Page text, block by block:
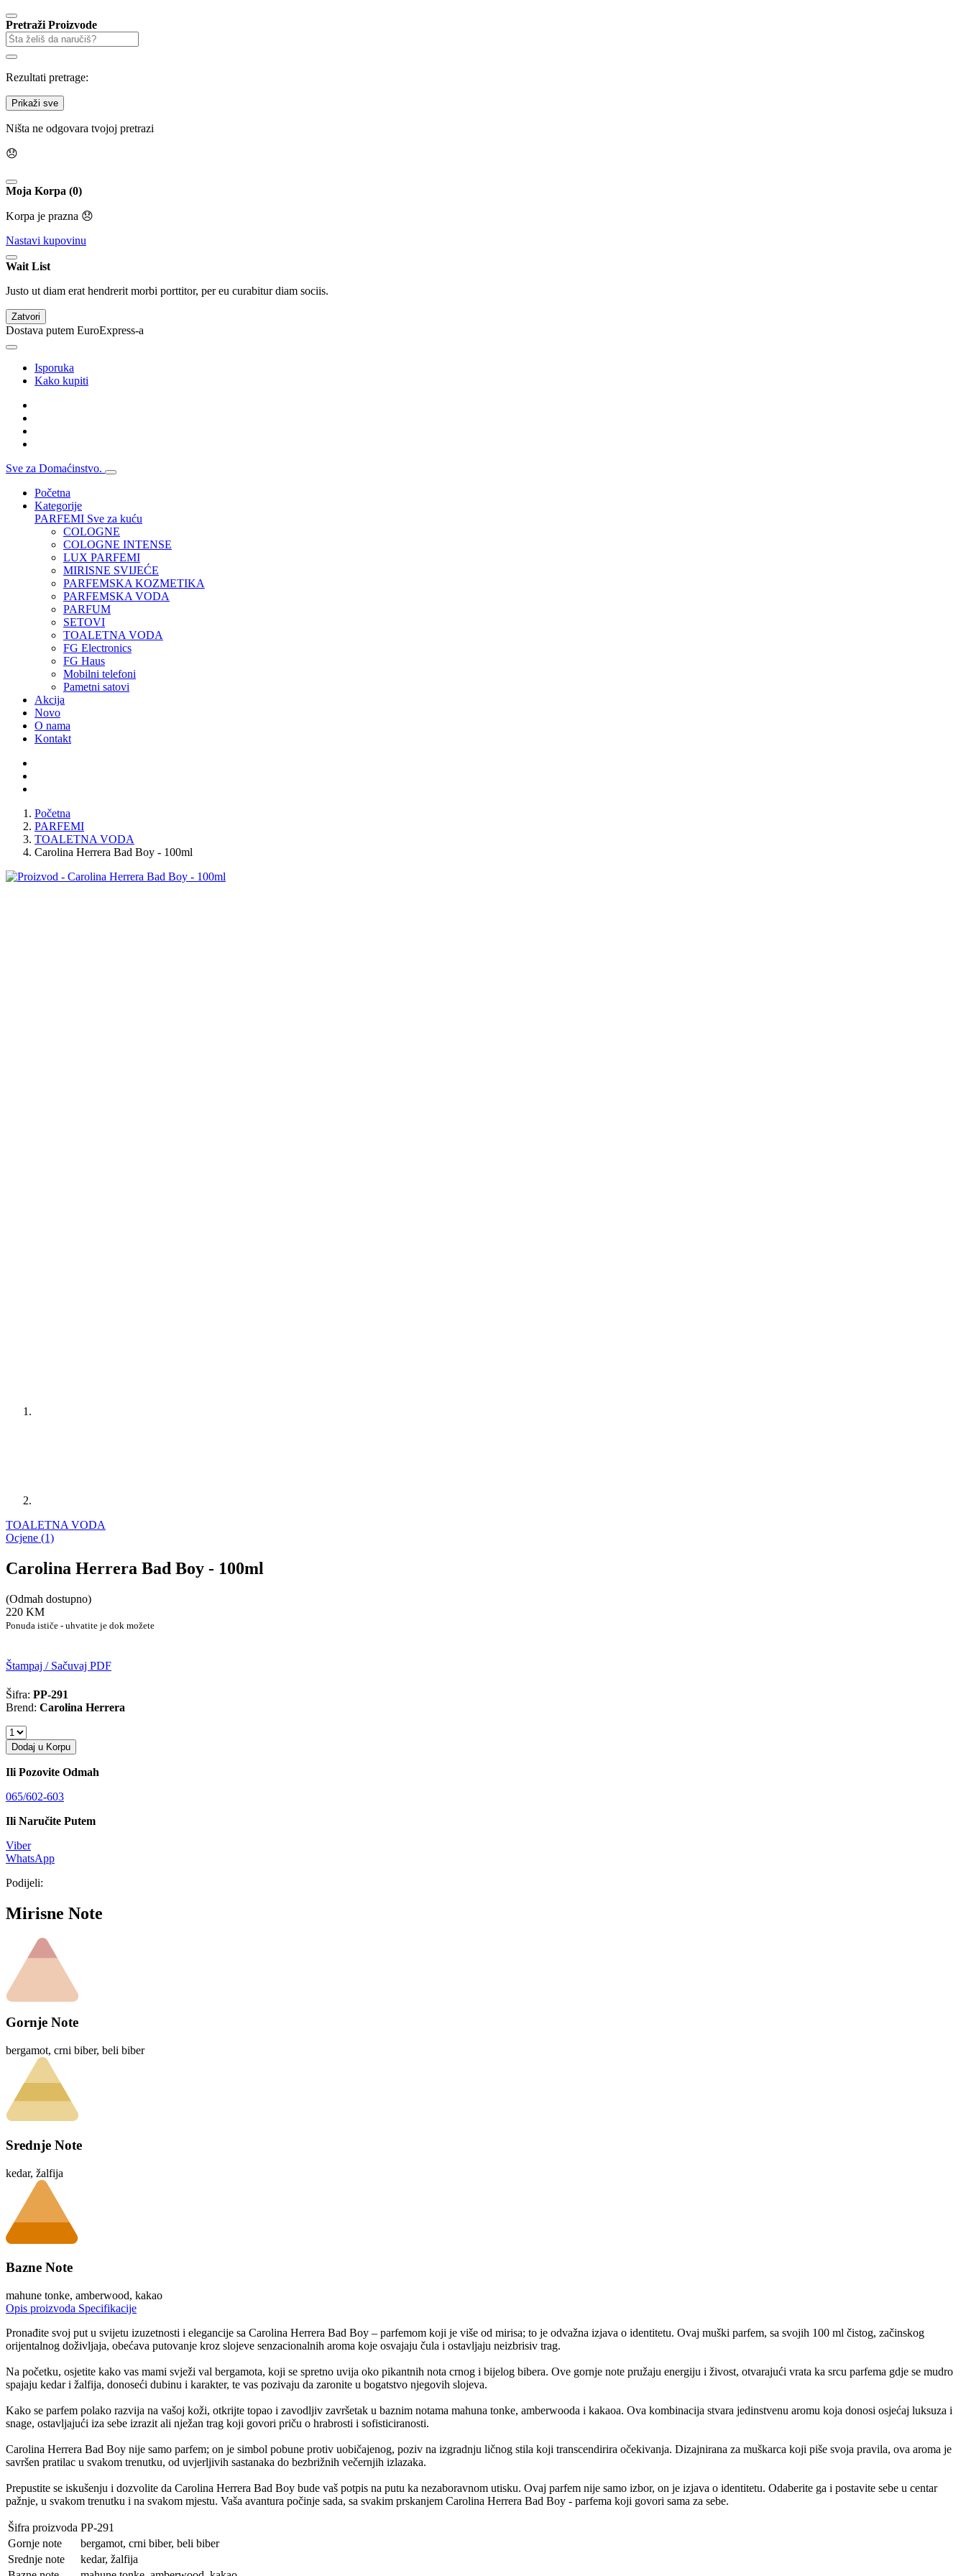
Pretraži Proizvode
Rezultati pretrage:
Prikaži sve
Ništa ne odgovara tvojoj pretrazi
😞
Moja Korpa (0)
Korpa je prazna 😞
Nastavi kupovinu
Wait List
Justo ut diam erat hendrerit morbi porttitor, per eu curabitur diam sociis.
Zatvori
Dostava putem EuroExpress-a
Isporuka
Kako kupiti
Sve za Domaćinstvo.
Početna
Kategorije
PARFEMI Sve za kuću
COLOGNE
COLOGNE INTENSE
LUX PARFEMI
MIRISNE SVIJEĆE
PARFEMSKA KOZMETIKA
PARFEMSKA VODA
PARFUM
SETOVI
TOALETNA VODA
FG Electronics
FG Haus
Mobilni telefoni
Pametni satovi
Akcija
Novo
O nama
Kontakt
Početna
PARFEMI
TOALETNA VODA
Carolina Herrera Bad Boy - 100ml
TOALETNA VODA
Ocjene (1)
Carolina Herrera Bad Boy - 100ml
(Odmah dostupno)
220 KM
Ponuda ističe - uhvatite je dok možete
Štampaj / Sačuvaj PDF
Šifra: PP-291
Brend: Carolina Herrera
Dodaj u Korpu
Ili Pozovite Odmah
065/602-603
Ili Naručite Putem
Viber
WhatsApp
Podijeli:
Mirisne Note
Gornje Note
bergamot, crni biber, beli biber
Srednje Note
kedar, žalfija
Bazne Note
mahune tonke, amberwood, kakao
Opis proizvoda Specifikacije
Pronađite svoj put u svijetu izuzetnosti i elegancije sa Carolina Herrera Bad Boy – parfemom koji je više od mirisa; to je odvažna izjava o identitetu. Ovaj muški parfem, sa svojih 100 ml čistog, začinskog
orijentalnog doživljaja, obećava putovanje kroz slojeve senzacionalnih aroma koje osvajaju čula i ostavljaju neizbrisiv trag.
Na početku, osjetite kako vas mami svježi val bergamota, koji se spretno uvija oko pikantnih nota crnog i bijelog bibera. Ove gornje note pružaju energiju i živost, otvarajući vrata ka srcu parfema gdje se mudro
spajaju kedar i žalfija, donoseći dubinu i karakter, te vas pozivaju da zaronite u bogatstvo njegovih slojeva.
Kako se parfem polako razvija na vašoj koži, otkrijte topao i zavodljiv završetak u baznim notama mahuna tonke, amberwooda i kakaoa. Ova kombinacija stvara jedinstvenu aromu koja donosi osjećaj luksuza i
snage, ostavljajući iza sebe izrazit ali nježan trag koji govori priču o hrabrosti i sofisticiranosti.
Carolina Herrera Bad Boy nije samo parfem; on je simbol pobune protiv uobičajenog, poziv na izgradnju ličnog stila koji transcendirira očekivanja. Dizajnirana za muškarca koji piše svoja pravila, ova aroma je
savršen pratilac u svakom trenutku, od uvjerljivih sastanaka do bezbrižnih večernjih izlazaka.
Prepustite se iskušenju i dozvolite da Carolina Herrera Bad Boy bude vaš potpis na putu ka nezaboravnom utisku. Ovaj parfem nije samo izbor, on je izjava o identitetu. Odaberite ga i postavite sebe u centar
pažnje, u svakom trenutku i na svakom mjestu. Vaša avantura počinje sada, sa svakim prskanjem Carolina Herrera Bad Boy - parfema koji govori sama za sebe.
Šifra proizvoda PP-291
Gornje note
bergamot, crni biber, beli biber
Srednje note
kedar, žalfija